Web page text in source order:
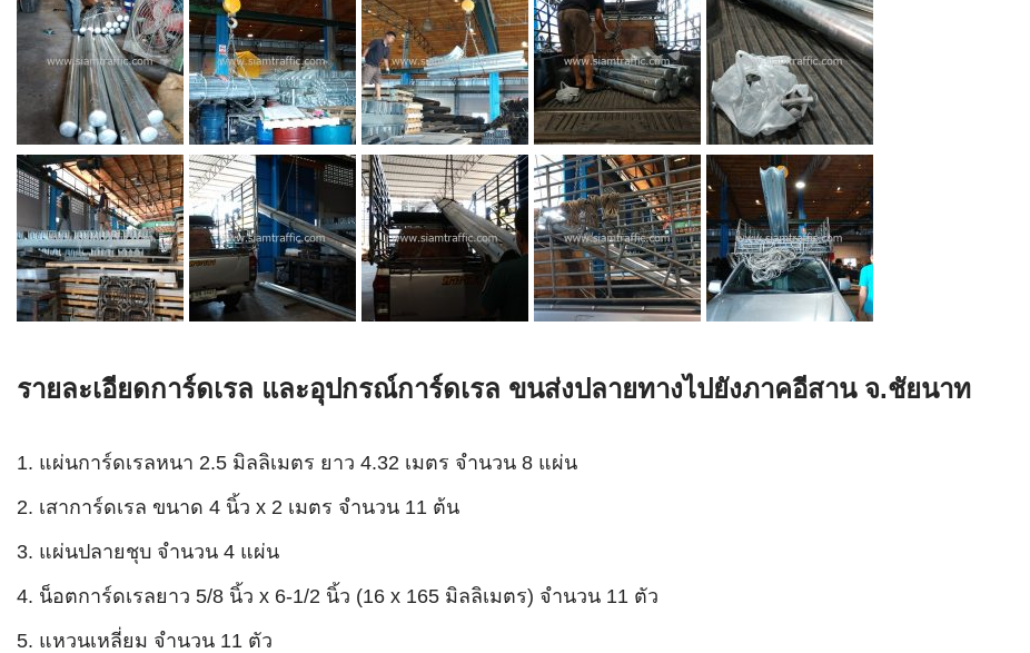
รายละเอียดการ์ดเรล และอุปกรณ์การ์ดเรล ขนส่งปลายทางไปยังภาคอีสาน จ.ชัยนาท
แผ่นการ์ดเรลหนา 2.5 มิลลิเมตร ยาว 4.32 เมตร จำนวน 8 แผ่น
เสาการ์ดเรล ขนาด 4 นิ้ว x 2 เมตร จำนวน 11 ต้น
แผ่นปลายชุบ จำนวน 4 แผ่น
น็อตการ์ดเรลยาว 5/8 นิ้ว x 6-1/2 นิ้ว (16 x 165 มิลลิเมตร) จำนวน 11 ตัว
แหวนเหลี่ยม จำนวน 11 ตัว